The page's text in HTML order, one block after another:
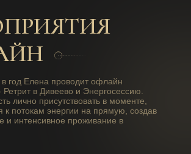
в год Елена проводит офлайн
в Дивеево и Энергосессию.
лично присутствовать в моменте,
к потокам энергии на прямую, создав
и интенсивное проживание в